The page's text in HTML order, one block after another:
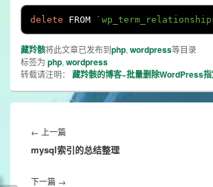
delete FROM
藏羚骸将此文章已发布到php, wordpress等目录
标签为 php, wordpress
转载请注明： 藏羚骸的博客~批量删除WordPress
章
导
← 上一篇Previous
post:
mysql索引的总结整理
下一篇 →